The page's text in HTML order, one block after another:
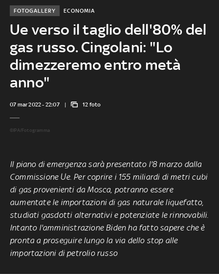
Ue verso il taglio dell'80% del
gas russo. Cingolani: "Lo
dimezzeremo entro metà
anno"
ECONOMIA
FOTOGALLERY
07 mar 2022 - 22:07 12 foto
©IPA/Fotogramma
Il piano di emergenza sarà presentato l'8 marzo dalla
Commissione Ue. Per coprire i 155 miliardi di metri cubi
di gas provenienti da Mosca, potranno essere
aumentate le importazioni di gas naturale liquefatto,
studiati gasdotti alternativi e potenziate le rinnovabili.
Intanto l'amministrazione Biden ha fatto sapere che è
pronta a proseguire lungo la via dello stop alle
importazioni di petrolio russo